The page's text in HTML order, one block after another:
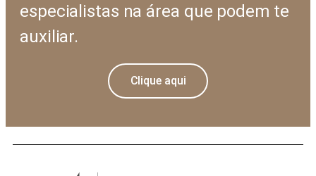
especialistas na área que podem te
auxiliar.
Clique aqui